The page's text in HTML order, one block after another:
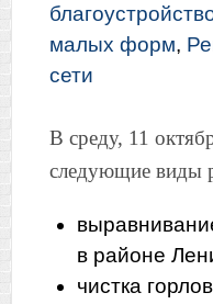
малых форм,
сети
В среду, 11
следующие виды
в районе
чистка